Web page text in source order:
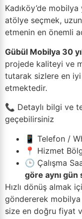
Kadıköy’de
atölye seçmek,
etmenin en önemli
Gübül Mobilya 30
projede kaliteyi ve
tutarak sizlere en
etmektedir.
📞 Detaylı bilgi ve
geçebilirsiniz
📱 Telefon /
📍 Hizmet
🕒 Çalışma
göre aynı gün
Hızlı dönüş almak
göndererek
size en doğru fiyat